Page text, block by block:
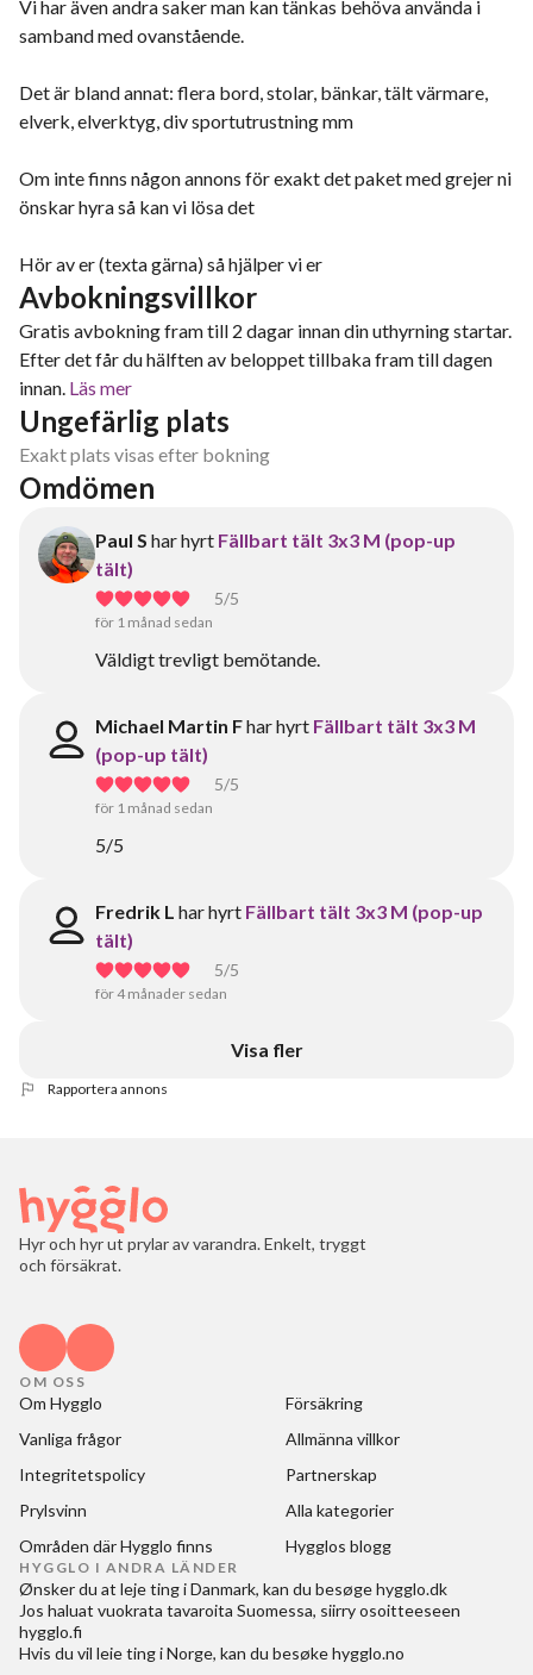
Vi har även andra saker man kan tänkas behöva använda i
samband med ovanstående.
Det är bland annat: flera bord, stolar, bänkar, tält värmare,
elverk, elverktyg, div sportutrustning mm
Om inte finns någon annons för exakt det paket med grejer ni
önskar hyra så kan vi lösa det
Hör av er (texta gärna) så hjälper vi er
Avbokningsvillkor
Gratis avbokning fram till 2 dagar innan din uthyrning startar.
Efter det får du hälften av beloppet tillbaka fram till dagen
innan. Läs mer
Ungefärlig plats
Exakt plats visas efter bokning
Omdömen
Paul S har hyrt Fällbart tält 3x3 M (pop-up
tält)
5/5
för 1 månad sedan
Väldigt trevligt bemötande.
Michael Martin Fhar hyrt Fällbart tält 3x3 M
(pop-up tält)
5/5
för 1 månad sedan
5/5
Fredrik L har hyrt Fällbart tält 3x3 M (pop-up
tält)
5/5
för 4 månader sedan
Visa fler
Rapportera annons
Hyr och hyr ut prylar av varandra. Enkelt, tryggt
och försäkrat.
OM OSS
Om Hygglo
Försäkring
Vanliga frågor
Allmänna villkor
Integritetspolicy
Partnerskap
Prylsvinn
Alla kategorier
Områden där Hygglo finns
Hygglos blogg
HYGGLO I ANDRA LÄNDER
Ønsker du at leje ting i Danmark, kan du besøgehygglo.dk
Jos haluat vuokrata tavaroita Suomessa, siirry osoitteeseen
hygglo.fi
Hvis du vil leie ting i Norge, kan du besøkehygglo.no